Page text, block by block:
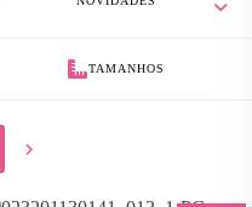
TAMANHOS